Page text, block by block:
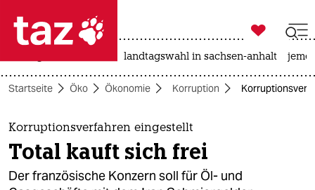
 taz zahl ich
taz zahl ich
themen
politik

taz zahl ich
landtagswahl in sachsen-anhalt
Startseite Öko Ökonomie Korruption
Korruptionsverfahren eingestellt
Total kauft sich frei
Der französische Konzern soll für Öl- und